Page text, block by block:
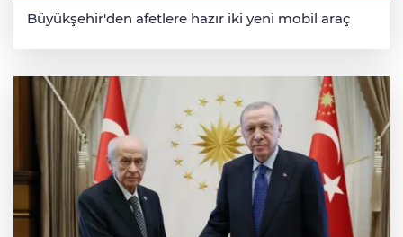
Büyükşehir'den afetlere hazır iki yeni mobil araç